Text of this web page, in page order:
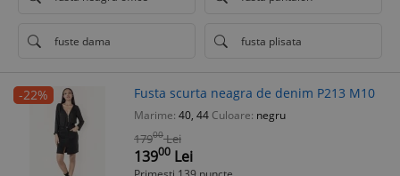
fuste dama fusta plisata
-22% Fusta scurta neagra de denim P213 M10
Marime: 40, 44 Culoare: negru
17900 Lei
13900 Lei